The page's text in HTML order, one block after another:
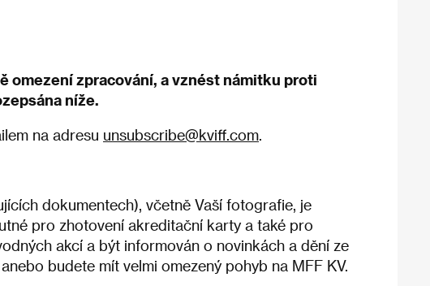
omezení zpracování, a vznést námitku proti
níže.
na adresu unsubscribe@kviff.com.
dokumentech), včetně Vaší fotografie, je
pro zhotovení akreditační karty a také pro
akcí a být informován o novinkách a dění ze
budete mít velmi omezený pohyb na MFF KV.